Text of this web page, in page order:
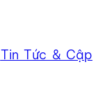
Tin Tức & Cập